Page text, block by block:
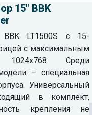
15" BBK
BBK LT1500S с 15-
с максимальным
1024x768. Среди
– специальная
Универсальный
в комплект,
крепления не